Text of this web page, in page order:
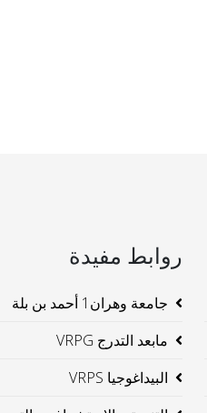
روابط مفيدة
جامعة وهران1 أحمد بن بلة
مابعد التدرج VRPG
البيداغوجيا VRPS